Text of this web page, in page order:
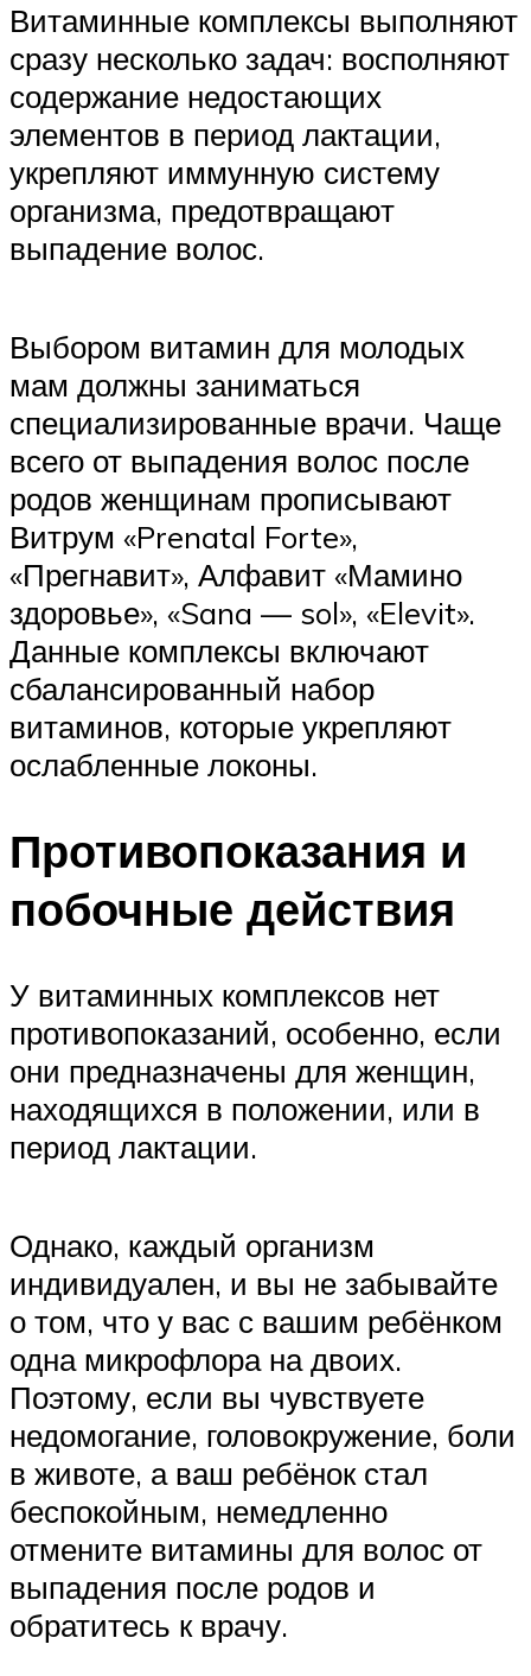
Витаминные комплексы выполняют
сразу несколько задач: восполняют
содержание недостающих
элементов в период лактации,
укрепляют иммунную систему
организма, предотвращают
выпадение волос.
Выбором витамин для молодых
мам должны заниматься
специализированные врачи. Чаще
всего от выпадения волос после
родов женщинам прописывают
Витрум «Prenatal Forte»,
«Прегнавит», Алфавит «Мамино
здоровье», «Sana — sol», «Elevit».
Данные комплексы включают
сбалансированный набор
витаминов, которые укрепляют
ослабленные локоны.
Противопоказания и
побочные действия
У витаминных комплексов нет
противопоказаний, особенно, если
они предназначены для женщин,
находящихся в положении, или в
период лактации.
Однако, каждый организм
индивидуален, и вы не забывайте
о том, что у вас с вашим ребёнком
одна микрофлора на двоих.
Поэтому, если вы чувствуете
недомогание, головокружение, боли
в животе, а ваш ребёнок стал
беспокойным, немедленно
отмените витамины для волос от
выпадения после родов и
обратитесь к врачу.